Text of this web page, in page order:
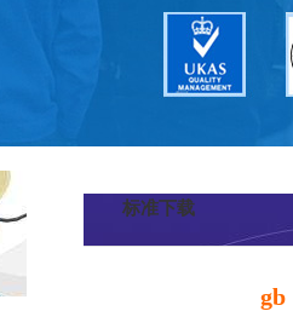
标准下载
gb